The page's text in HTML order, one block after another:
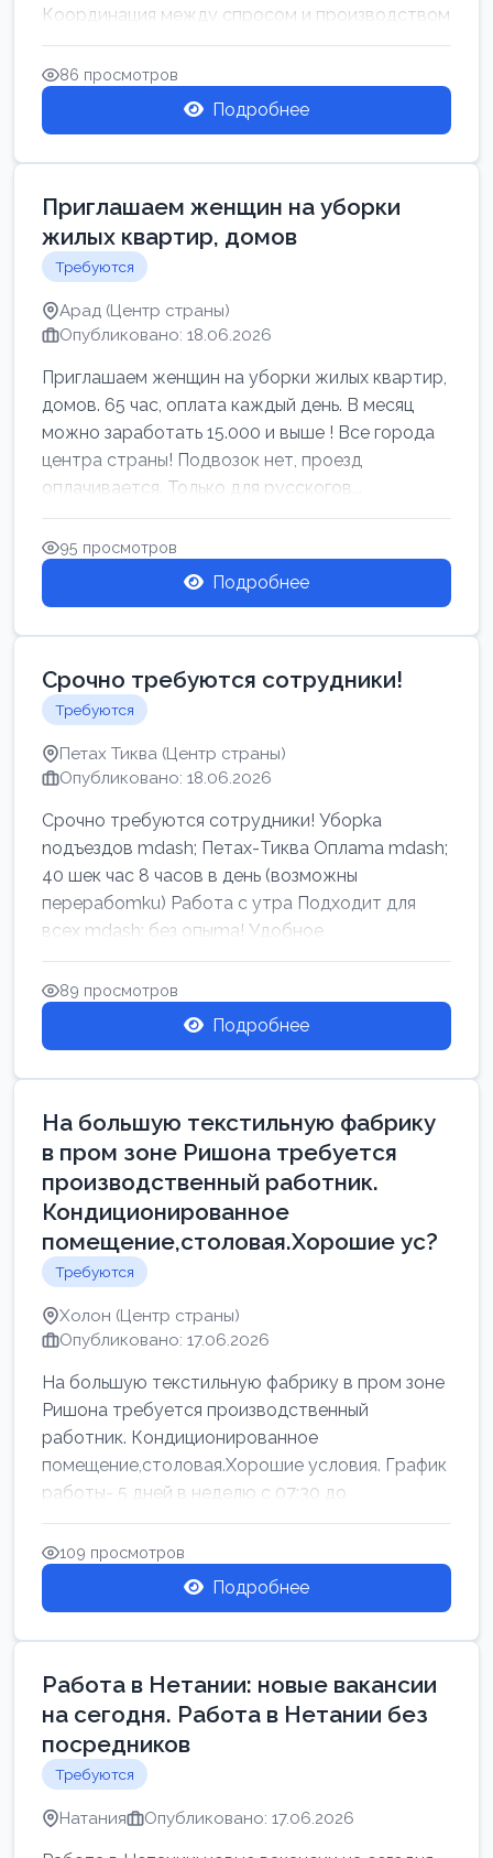
Координация между спросом и производством
для обеспечения своевр...
86 просмотров
Подробнее
Приглашаем женщин на уборки
жилых квартир, домов
Требуются
Арад (Центр страны)
Опубликовано: 18.06.2026
Приглашаем женщин на уборки жилых квартир,
домов. 65 час, оплата каждый день. В месяц
можно заработать 15.000 и выше ! Все города
центра страны! Подвозок нет, проезд
оплачивается. Только для русскогов...
95 просмотров
Подробнее
Срочно требуются сотрудники!
Требуются
Петах Тиква (Центр страны)
Опубликовано: 18.06.2026
Срочно требуются сотрудники! Убоpkа
noдъездов mdash; Петах-Тиква Оплаma mdash;
40 шек час 8 часов в день (возможны
перерабоmku) Работа с утpa Подходит для
всех mdash; без опыma! Удобное
раcnoложение Н...
89 просмотров
Подробнее
На большую текстильную фабрику
в пром зоне Ришона требуется
производственный работник.
Кондиционированное
помещение,столовая.Хорошие ус?
Требуются
Холон (Центр страны)
Опубликовано: 17.06.2026
На большую текстильную фабрику в пром зоне
Ришона требуется производственный
работник. Кондиционированное
помещение,столовая.Хорошие условия. График
работы- 5 дней в неделю с 07:30 до
17:00.Высокая за...
109 просмотров
Подробнее
Работа в Нетании: новые вакансии
на сегодня. Работа в Нетании без
посредников
Требуются
Натания Опубликовано: 17.06.2026